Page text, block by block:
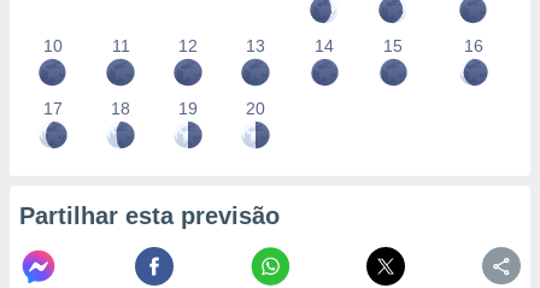
10 11 12 13 14 15 16
17 18 19 20
Partilhar esta previsão